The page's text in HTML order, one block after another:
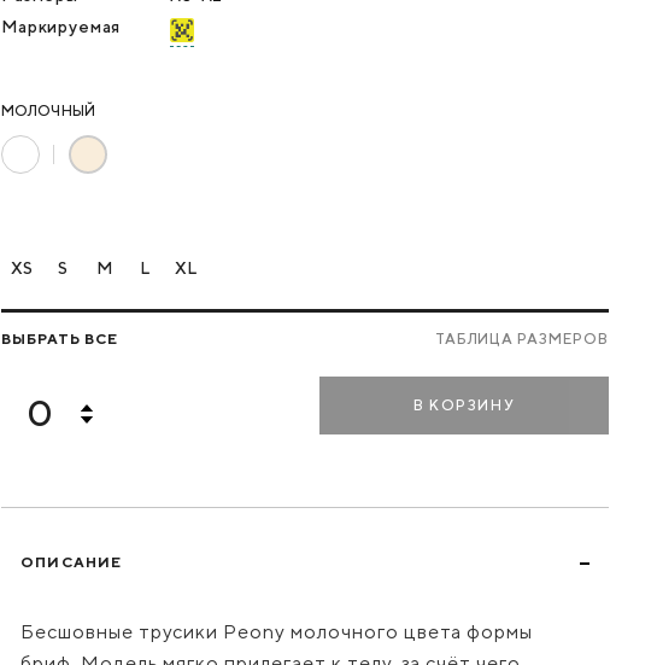
Маркируемая
МОЛОЧНЫЙ
XS S M L XL
ВЫБРАТЬ ВСЕ ТАБЛИЦА РАЗМЕРОВ
В КОРЗИНУ
ОПИСАНИЕ
Бесшовные трусики Peony молочного цвета формы